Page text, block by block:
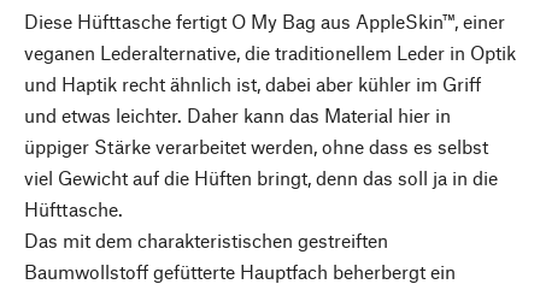
Diese Hüfttasche fertigt O My Bag aus AppleSkin™, einer
veganen Lederalternative, die traditionellem Leder in Optik
und Haptik recht ähnlich ist, dabei aber kühler im Griff
und etwas leichter. Daher kann das Material hier in
üppiger Stärke verarbeitet werden, ohne dass es selbst
viel Gewicht auf die Hüften bringt, denn das soll ja in die
Hüfttasche.
Das mit dem charakteristischen gestreiften
Baumwollstoff gefütterte Hauptfach beherbergt ein